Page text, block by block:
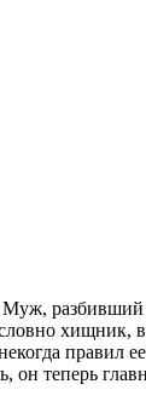
Муж,
хищник,
правил
теперь